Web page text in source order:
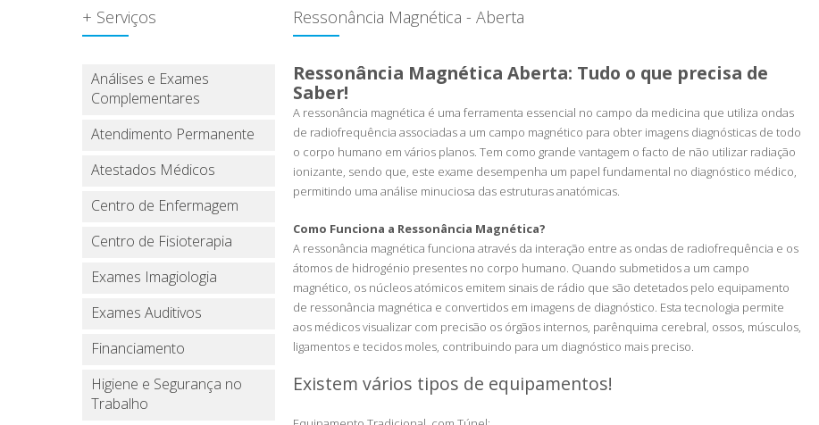
+ Serviços
Análises e Exames
Complementares
Atendimento Permanente
Atestados Médicos
Centro de Enfermagem
Centro de Fisioterapia
Exames Imagiologia
Exames Auditivos
Financiamento
Higiene e Segurança no
Trabalho
Ressonância Magnética - Aberta
Ressonância Magnética Aberta: Tudo o que precisa de
Saber!
A ressonância magnética é uma ferramenta essencial no campo da medicina que utiliza ondas
de radiofrequência associadas a um campo magnético para obter imagens diagnósticas de todo
o corpo humano em vários planos. Tem como grande vantagem o facto de não utilizar radiação
ionizante, sendo que, este exame desempenha um papel fundamental no diagnóstico médico,
permitindo uma análise minuciosa das estruturas anatómicas.
Como Funciona a Ressonância Magnética?
A ressonância magnética funciona através da interação entre as ondas de radiofrequência e os
átomos de hidrogénio presentes no corpo humano. Quando submetidos a um campo
magnético, os núcleos atómicos emitem sinais de rádio que são detetados pelo equipamento
de ressonância magnética e convertidos em imagens de diagnóstico. Esta tecnologia permite
aos médicos visualizar com precisão os órgãos internos, parênquima cerebral, ossos, músculos,
ligamentos e tecidos moles, contribuindo para um diagnóstico mais preciso.
Existem vários tipos de equipamentos!